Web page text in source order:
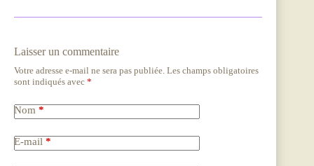
Laisser un commentaire
Votre adresse e-mail ne sera pas publiée. Les champs obligatoires
sont indiqués avec *
Nom *
E-mail *